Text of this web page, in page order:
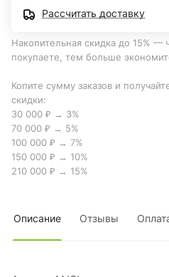
Рассчитать доставку
Накопительная скидка до 15% —
покупаете, тем больше
Копите сумму заказов и
скидки:
30 000 ₽ → 3%
70 000 ₽ → 5%
100 000 ₽ → 7%
150 000 ₽ → 10%
210 000 ₽ → 15%
Описание Отзывы